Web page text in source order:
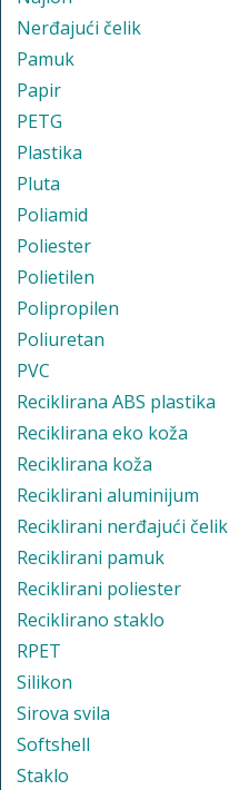
Nerđajući čelik
Pamuk
Papir
PETG
Plastika
Pluta
Poliamid
Poliester
Polietilen
Polipropilen
Poliuretan
PVC
Reciklirana ABS plastika
Reciklirana eko koža
Reciklirana koža
Reciklirani aluminijum
Reciklirani nerđajući čelik
Reciklirani pamuk
Reciklirani poliester
Reciklirano staklo
RPET
Silikon
Sirova svila
Softshell
Staklo